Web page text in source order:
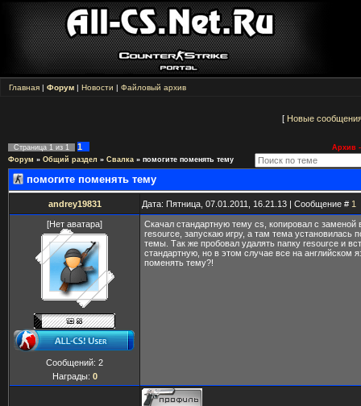
Главная | Форум | Новости | Файловый архив
[ Новые
Страница 1 из 1 1
Архив -
Форум » Общий раздел » Свалка » помогите поменять тему
помогите поменять тему
andrey19831 Дата: Пятница, 07.01.2011, 16.21.13 | Сообщение # 1
[Нет аватара]
Сообщений: 2
Награды: 0
Скачал стандартную тему cs, копировал с заменой
resource, запускаю игру, а там тема установилась
темы. Так же пробовал удалять папку resource и
стандартную, но в этом случае все на английском
поменять тему?!